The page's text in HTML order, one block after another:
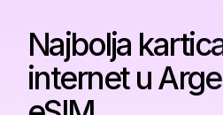
Najbolja
internet u